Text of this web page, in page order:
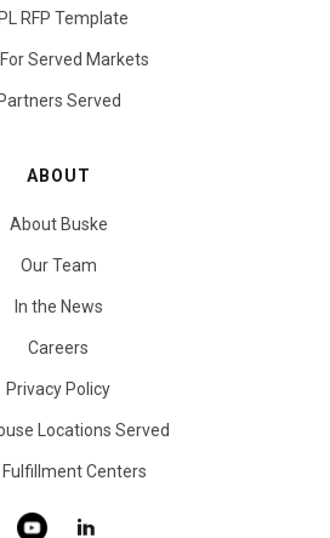
RFP Template
Served Markets
Partners Served
ABOUT
About Buske
Our Team
In the News
Careers
Privacy Policy
Locations Served
Fulfillment Centers